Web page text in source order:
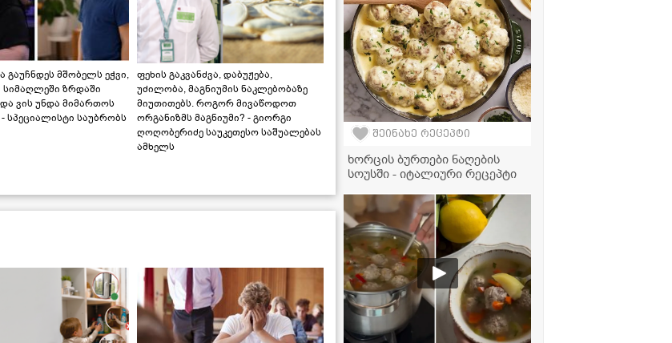
გაუჩნდეს მშობელს ეჭვი,
სიმაღლეში ზრდაში
ვის უნდა მიმართოს
სპეციალისტი საუბრობს
ფეხის გაკვანძვა, დაბუჟება,
უძილობა, მაგნიუმის ნაკლებობაზე
მიუთითებს. როგორ მივაწოდოთ
ორგანიზმს მაგნიუმი? - გიორგი
ღოღობერიძე საუკეთესო საშუალებას
ამხელს
შეინახე რეცეპტი
ხორცის ბურთები ნაღების
სოუსში - იტალიური რეცეპტი